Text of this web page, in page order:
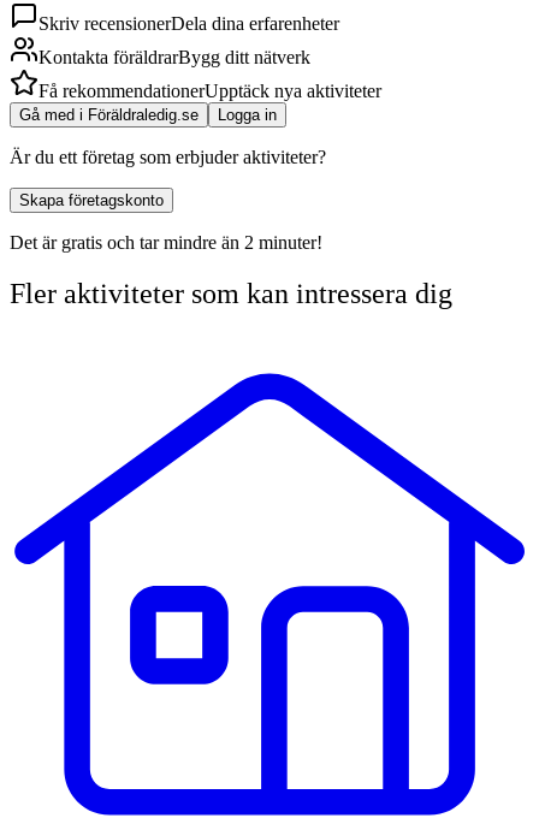
Skriv recensionerDela dina erfarenheter
Kontakta föräldrarBygg ditt nätverk
Få rekommendationerUpptäck nya aktiviteter
Gå med i Föräldraledig.se Logga in
Är du ett företag som erbjuder aktiviteter?
Skapa företagskonto
Det är gratis och tar mindre än 2 minuter!
Fler aktiviteter som kan intressera dig